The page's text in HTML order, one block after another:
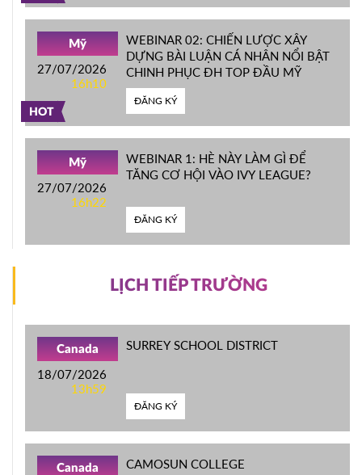
HOT
Mỹ
27/07/2026
16h10
WEBINAR 02: CHIẾN LƯỢC XÂY
DỰNG BÀI LUẬN CÁ NHÂN NỔI BẬT
CHINH PHỤC ĐH TOP ĐẦU MỸ
ĐĂNG KÝ
Mỹ
27/07/2026
16h22
WEBINAR 1: HÈ NÀY LÀM GÌ ĐỂ
TĂNG CƠ HỘI VÀO IVY LEAGUE?
ĐĂNG KÝ
LỊCH TIẾP TRƯỜNG
Canada
18/07/2026
13h59
SURREY SCHOOL DISTRICT
ĐĂNG KÝ
Canada CAMOSUN COLLEGE